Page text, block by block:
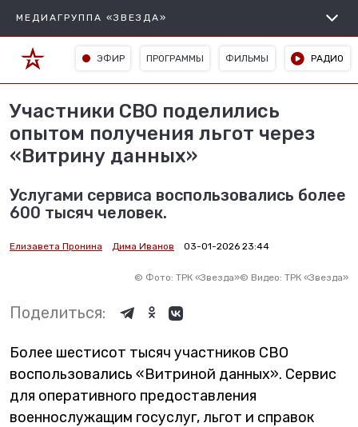
МЕДИАГРУППА «ЗВЕЗДА»
ЭФИР ПРОГРАММЫ ФИЛЬМЫ РАДИО
Участники СВО поделились
опытом получения льгот через
«Витрину данных»
Услугами сервиса воспользовались более
600 тысяч человек.
Елизавета Пронина Дима Иванов 03-01-2026 23:44
© Фото: ТРК «Звезда»© Видео: ТРК «Звезда»
Поделиться:
Более шестисот тысяч участников СВО
воспользовались «Витриной данных». Сервис
для оперативного предоставления
военнослужащим госуслуг, льгот и справок